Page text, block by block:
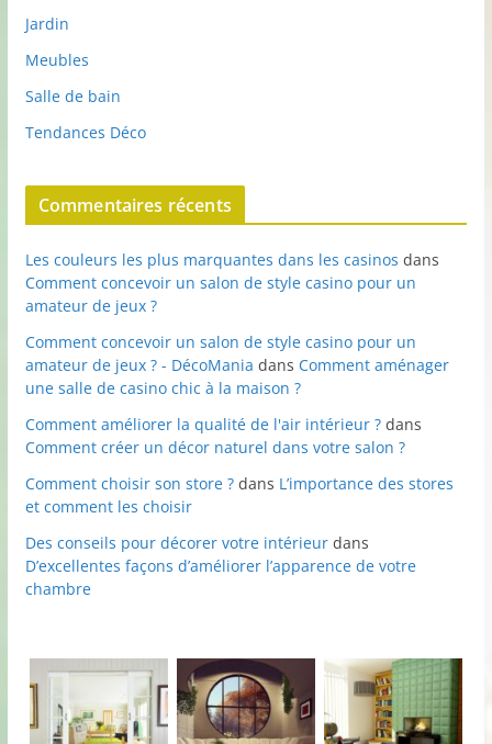
Jardin
Meubles
Salle de bain
Tendances Déco
Commentaires récents
Les couleurs les plus marquantes dans les casinos dans
Comment concevoir un salon de style casino pour un
amateur de jeux ?
Comment concevoir un salon de style casino pour un
amateur de jeux ? - DécoMania dans Comment aménager
une salle de casino chic à la maison ?
Comment améliorer la qualité de l'air intérieur ?dans
Comment créer un décor naturel dans votre salon ?
Comment choisir son store ?dans L’importance des stores
et comment les choisir
Des conseils pour décorer votre intérieurdans
D’excellentes façons d’améliorer l’apparence de votre
chambre